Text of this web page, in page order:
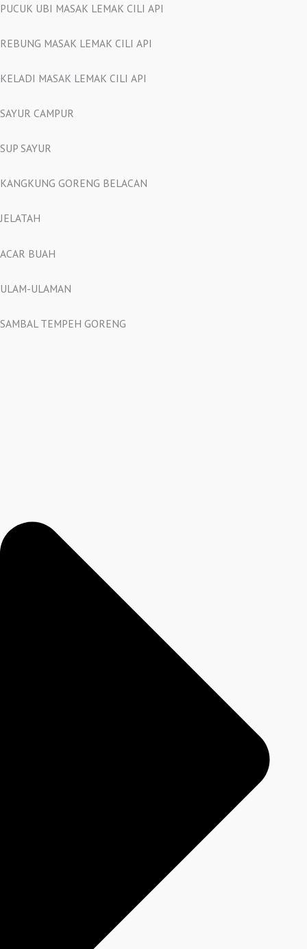
PUCUK UBI MASAK LEMAK CILI API
REBUNG MASAK LEMAK CILI API
KELADI MASAK LEMAK CILI API
SAYUR CAMPUR
SUP SAYUR
KANGKUNG GORENG BELACAN
JELATAH
ACAR BUAH
ULAM-ULAMAN
SAMBAL TEMPEH GORENG